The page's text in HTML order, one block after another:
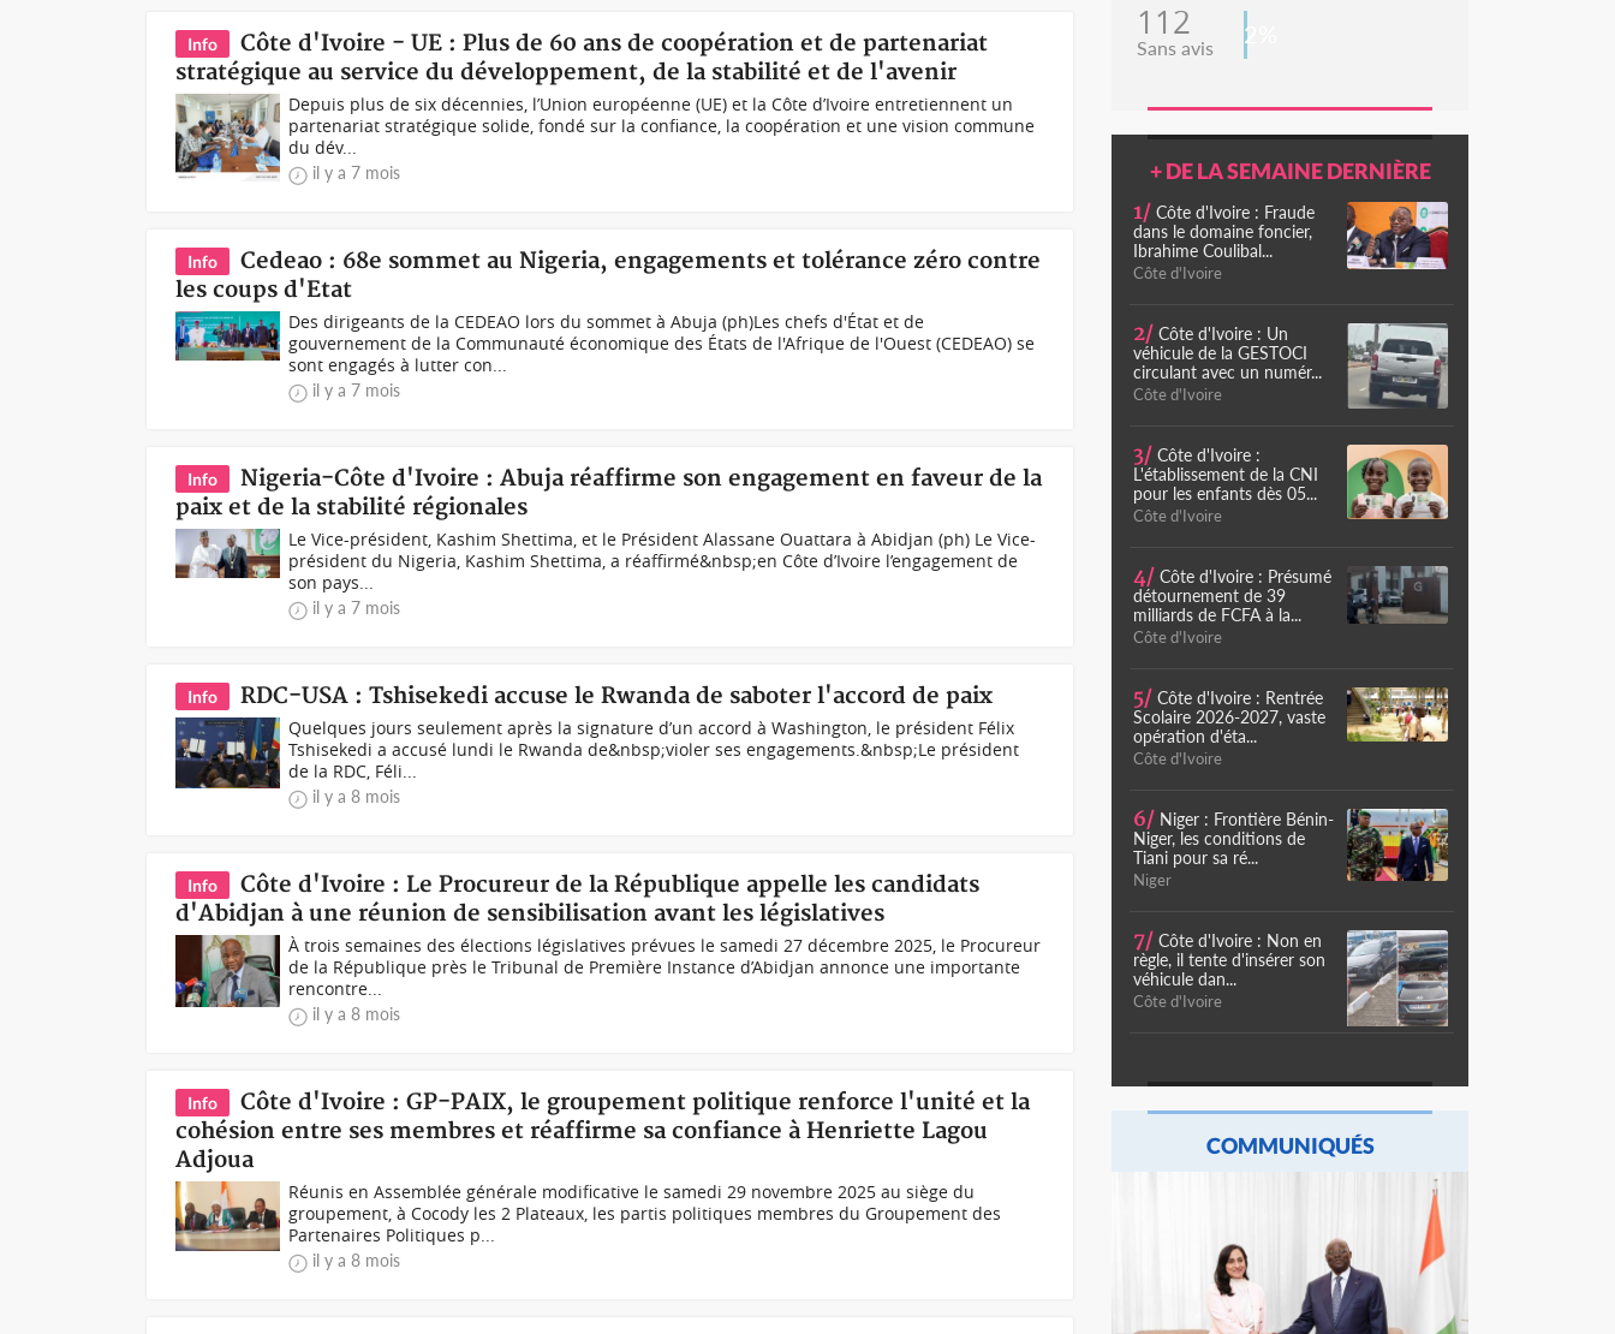
Info
Côte d'Ivoire - UE : Plus de 60 ans de coopération et de partenariat
stratégique au service du développement, de la stabilité et de l'avenir
Depuis plus de six décennies, l’Union européenne (UE) et la Côte d’Ivoire entretiennent un
partenariat stratégique solide, fondé sur la confiance, la coopération et une vision commune
du dév...
il y a 7 mois
Info
Cedeao : 68e sommet au Nigeria, engagements et tolérance zéro contre
les coups d'Etat
Des dirigeants de la CEDEAO lors du sommet à Abuja (ph)Les chefs d'État et de
gouvernement de la Communauté économique des États de l'Afrique de l'Ouest (CEDEAO) se
sont engagés à lutter con...
il y a 7 mois
Info
Nigeria-Côte d'Ivoire : Abuja réaffirme son engagement en faveur de la
paix et de la stabilité régionales
Le Vice-président, Kashim Shettima, et le Président Alassane Ouattara à Abidjan (ph) Le Vice-
président du Nigeria, Kashim Shettima, a réaffirmé&nbsp;en Côte d’Ivoire l’engagement de
son pays...
il y a 7 mois
Info RDC-USA : Tshisekedi accuse le Rwanda de saboter l'accord de paix
Quelques jours seulement après la signature d’un accord à Washington, le président Félix
Tshisekedi a accusé lundi le Rwanda de&nbsp;violer ses engagements.&nbsp;Le président
de la RDC, Féli...
il y a 8 mois
Info
Côte d'Ivoire : Le Procureur de la République appelle les candidats
d'Abidjan à une réunion de sensibilisation avant les législatives
À trois semaines des élections législatives prévues le samedi 27 décembre 2025, le Procureur
de la République près le Tribunal de Première Instance d’Abidjan annonce une importante
rencontre...
il y a 8 mois
Info
Côte d'Ivoire : GP-PAIX, le groupement politique renforce l'unité et la
cohésion entre ses membres et réaffirme sa confiance à Henriette Lagou
Adjoua
Réunis en Assemblée générale modificative le samedi 29 novembre 2025 au siège du
groupement, à Cocody les 2 Plateaux, les partis politiques membres du Groupement des
Partenaires Politiques p...
il y a 8 mois
112
Sans avis 2%
+ DE LA SEMAINE DERNIÈRE
1/ Côte d'Ivoire : Fraude
dans le domaine foncier,
Ibrahime Coulibal...
Côte d'Ivoire
2/ Côte d'Ivoire : Un
véhicule de la GESTOCI
circulant avec un numér...
Côte d'Ivoire
3/ Côte d'Ivoire :
L'établissement de la CNI
pour les enfants dès 05...
Côte d'Ivoire
4/ Côte d'Ivoire : Présumé
détournement de 39
milliards de FCFA à la...
Côte d'Ivoire
5/ Côte d'Ivoire : Rentrée
Scolaire 2026-2027, vaste
opération d'éta...
Côte d'Ivoire
6/ Niger : Frontière Bénin-
Niger, les conditions de
Tiani pour sa ré...
Niger
7/ Côte d'Ivoire : Non en
règle, il tente d'insérer son
véhicule dan...
Côte d'Ivoire
COMMUNIQUÉS